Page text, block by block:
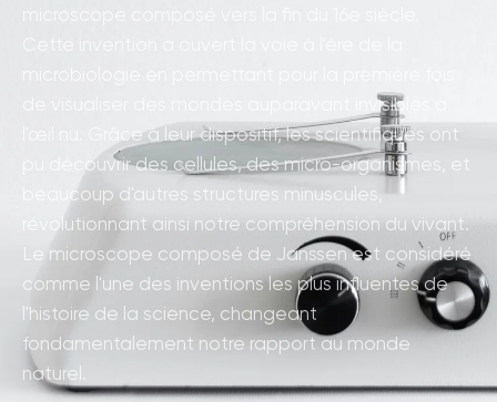
de visualiser des mondes auparavant invisibles à
l'œil nu. Grâce à leur dispositif, les scientifiques ont
pu découvrir des cellules, des micro-organismes, et
beaucoup d'autres structures minuscules,
révolutionnant ainsi notre compréhension du vivant.
Le microscope composé de Janssen est considéré
comme l'une des inventions les plus influentes de
l'histoire de la science, changeant
fondamentalement notre rapport au monde
naturel.